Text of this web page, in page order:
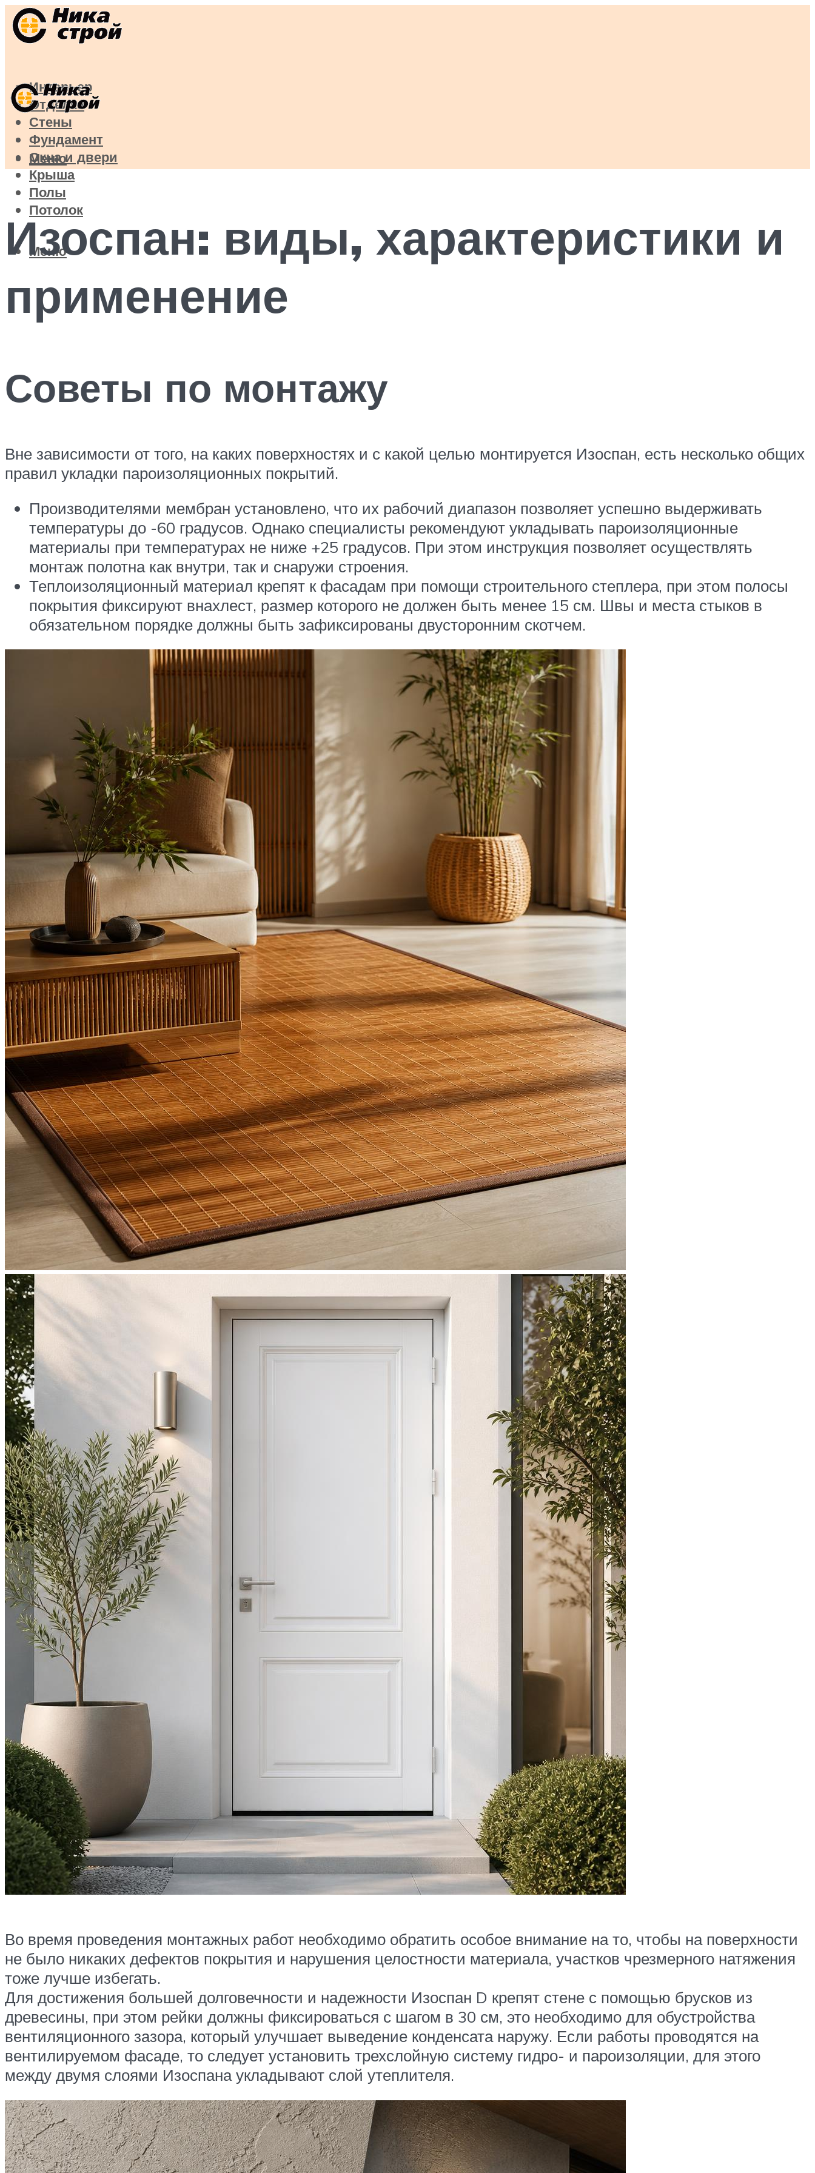
Интерьер
Отделка
Стены
Фундамент
Окна и двери
Крыша
Полы
Потолок
Меню
Меню
Изоспан: виды, характеристики и
применение
Советы по монтажу
Вне зависимости от того, на каких поверхностях и с какой целью монтируется Изоспан, есть несколько общих
правил укладки пароизоляционных покрытий.
Производителями мембран установлено, что их рабочий диапазон позволяет успешно выдерживать
температуры до -60 градусов. Однако специалисты рекомендуют укладывать пароизоляционные
материалы при температурах не ниже +25 градусов. При этом инструкция позволяет осуществлять
монтаж полотна как внутри, так и снаружи строения.
Теплоизоляционный материал крепят к фасадам при помощи строительного степлера, при этом полосы
покрытия фиксируют внахлест, размер которого не должен быть менее 15 см. Швы и места стыков в
обязательном порядке должны быть зафиксированы двусторонним скотчем.
Во время проведения монтажных работ необходимо обратить особое внимание на то, чтобы на поверхности
не было никаких дефектов покрытия и нарушения целостности материала, участков чрезмерного натяжения
тоже лучше избегать.
Для достижения большей долговечности и надежности Изоспан D крепят стене с помощью брусков из
древесины, при этом рейки должны фиксироваться с шагом в 30 см, это необходимо для обустройства
вентиляционного зазора, который улучшает выведение конденсата наружу. Если работы проводятся на
вентилируемом фасаде, то следует установить трехслойную систему гидро- и пароизоляции, для этого
между двумя слоями Изоспана укладывают слой утеплителя.